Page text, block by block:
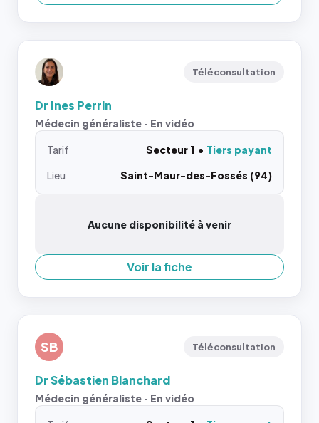
Téléconsultation
Dr Ines Perrin
Médecin généraliste · En vidéo
Tarif Secteur 1
Tiers payant
Lieu
Saint-Maur-des-Fossés (94)
Aucune disponibilité à venir
Voir la fiche
SB Téléconsultation
Dr Sébastien Blanchard
Médecin généraliste · En vidéo